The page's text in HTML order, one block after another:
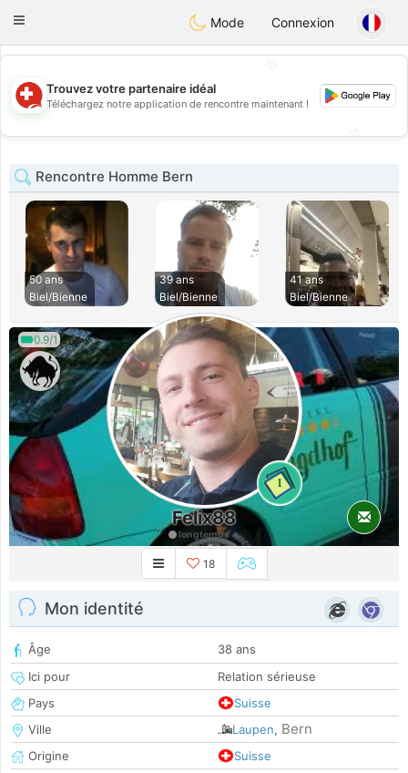
Suissi
Toggle
Mode Connexion
💖
💕
Trouvez votre partenaire idéal
Téléchargez notre application de rencontre maintenant !
Rencontre Homme Bern
50 ans
Biel/Bienne
39 ans
Biel/Bienne
41 ans
Biel/Bienne
0.9/1
1
Felix88
longtemps
18
Mon identité
Âge
38 ans
Ici pour
Relation sérieuse
Pays
Suisse
Ville
Laupen, Bern
Origine
Suisse